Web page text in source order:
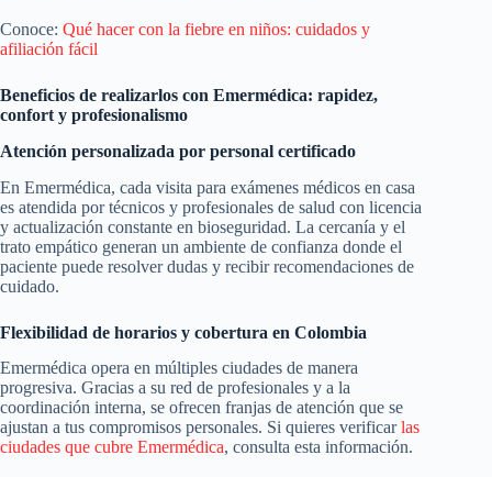
Conoce: Qué hacer con la fiebre en niños: cuidados y
afiliación fácil
Beneficios de realizarlos con Emermédica: rapidez,
confort y profesionalismo
Atención personalizada por personal certificado
En Emermédica, cada visita para exámenes médicos en casa
es atendida por técnicos y profesionales de salud con licencia
y actualización constante en bioseguridad. La cercanía y el
trato empático generan un ambiente de confianza donde el
paciente puede resolver dudas y recibir recomendaciones de
cuidado.
Flexibilidad de horarios y cobertura en Colombia
Emermédica opera en múltiples ciudades de manera
progresiva. Gracias a su red de profesionales y a la
coordinación interna, se ofrecen franjas de atención que se
ajustan a tus compromisos personales. Si quieres verificarlas
ciudades que cubre Emermédica, consulta esta información.